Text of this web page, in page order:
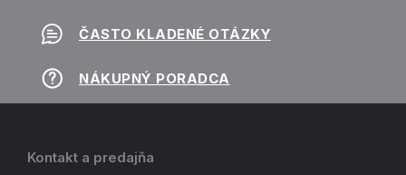
ČASTO KLADENÉ OTÁZKY
NÁKUPNÝ PORADCA
Kontakt a predajňa